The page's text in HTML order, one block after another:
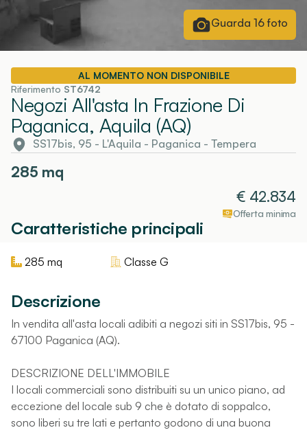
Guarda 16foto
AL MOMENTO NON DISPONIBILE
Riferimento ST6742
Negozi All'asta In Frazione Di
Paganica, Aquila (AQ)
SS17bis, 95 - L'Aquila - Paganica - Tempera
285 mq
€ 42.834
Offerta minima
Caratteristiche principali
285 mq ClasseG
Descrizione
In vendita all'asta locali adibiti a negozi siti in SS17bis, 95 -
67100 Paganica (AQ).
DESCRIZIONE DELL'IMMOBILE
I locali commerciali sono distribuiti su un unico piano, ad
eccezione del locale sub 9 che è dotato di soppalco,
sono liberi su tre lati e pertanto godono di una buona